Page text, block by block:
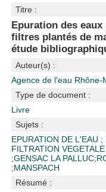
Titre :
Epuration des eaux
filtres plantés de
étude
Auteur(s) :
Agence de l'eau Rhône-
Type de document :
Livre
Sujets :
EPURATION DE L'EAU ;
FILTRATION VEGETALE
;GENSAC LA PALLUC;
;MANSPACH
Résumé :